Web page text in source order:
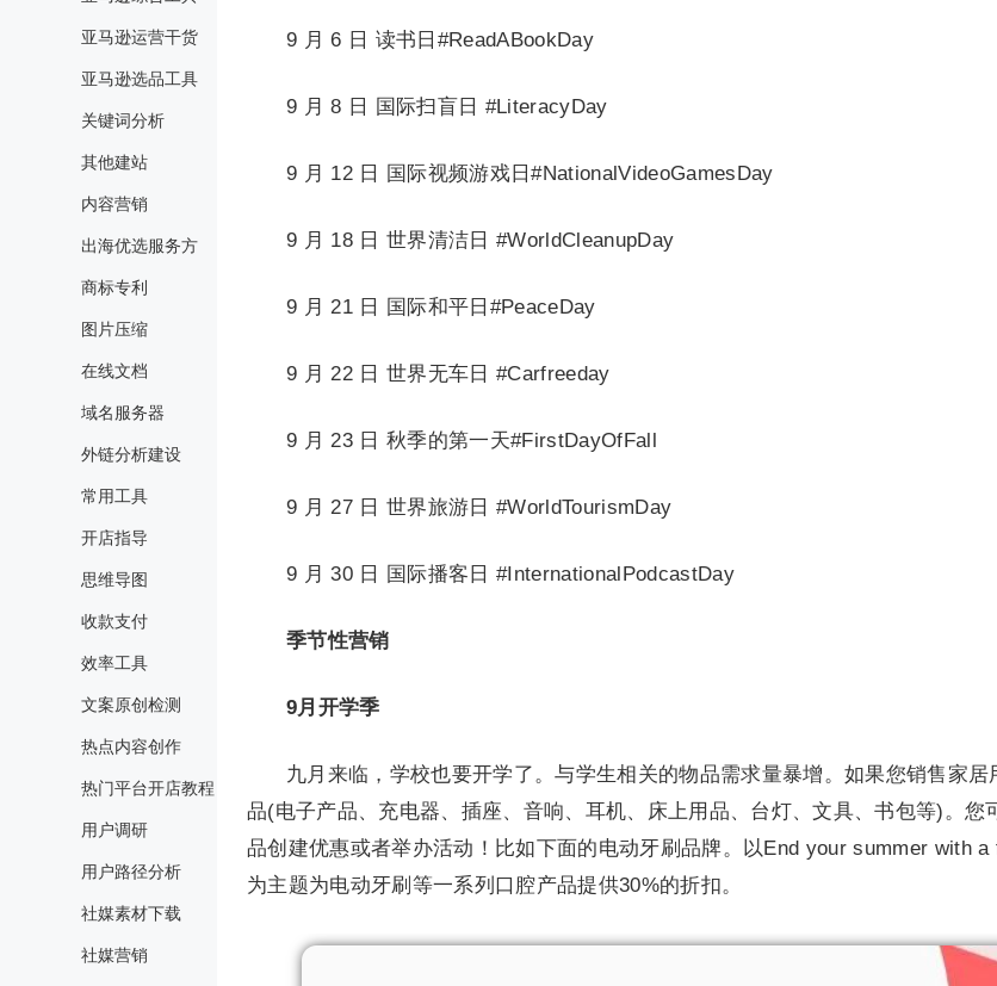
亚马逊运营干货
亚马逊选品工具
关键词分析
其他建站
内容营销
出海优选服务方
商标专利
图片压缩
在线文档
域名服务器
外链分析建设
常用工具
开店指导
思维导图
收款支付
效率工具
文案原创检测
热点内容创作
热门平台开店教程
用户调研
用户路径分析
社媒素材下载
社媒营销
9 月 6 日 读书日#ReadABookDay
9 月 8 日 国际扫盲日 #LiteracyDay
9 月 12 日 国际视频游戏日#NationalVideoGamesDay
9 月 18 日 世界清洁日 #WorldCleanupDay
9 月 21 日 国际和平日#PeaceDay
9 月 22 日 世界无车日 #Carfreeday
9 月 23 日 秋季的第一天#FirstDayOfFall
9 月 27 日 世界旅游日 #WorldTourismDay
9 月 30 日 国际播客日 #InternationalPodcastDay
季节性营销
9月开学季
九月来临，学校也要开学了。与学生相关的物品需求量暴增。如果您销售家居
品(电子产品、充电器、插座、音响、耳机、床上用品、台灯、文具、书包等)。您
品创建优惠或者举办活动！比如下面的电动牙刷品牌。以End your summer with
为主题为电动牙刷等一系列口腔产品提供30%的折扣。